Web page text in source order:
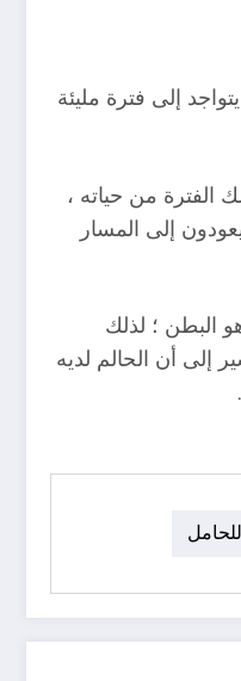
إلى فترة مليئة
الفترة من حياته ،
إلى المسار
البطن ؛ لذلك
إلى أن الحالم لديه
للحامل